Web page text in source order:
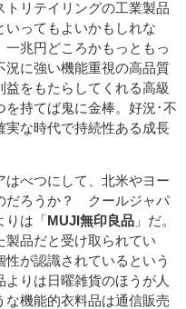
リテイリングの工業製品
いってもよいかもしれな
兆円どころかもっともっ
況に強い機能重視の高品質
をもたらしてくれる高級
持てば鬼に金棒。好況･不
実な時代で持続性ある成長
べつにして、北米やヨー
だろうか？ クールジャパ
は「 MUJI無印良品 」だ。
製品だと受け取られてい
が認識されているという
りは日曜雑貨のほうが人
機能的衣料品は通信販売